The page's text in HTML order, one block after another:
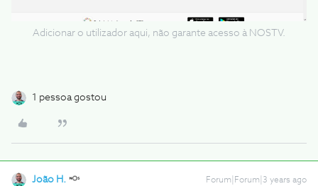
Adicionar o utilizador aqui, não garante acesso à NOSTV.
1 pessoa gostou
João H. Forum|Forum|3 years ago